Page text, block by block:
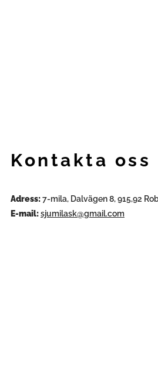
Kontakta oss
Adress:7-mila, Dalvägen 8, 915,92
E-mail:sjumilask@gmail.com